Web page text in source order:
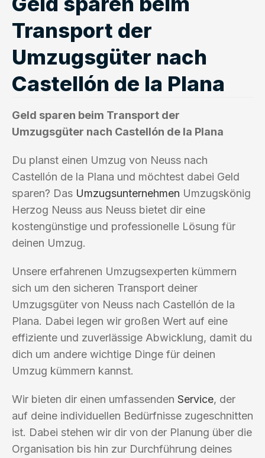
Transport der
Umzugsgüter nach
Castellón de la Plana
Geld sparen beim Transport der
Umzugsgüter nach Castellón de la Plana
Du planst einen Umzug von Neuss nach
Castellón de la Plana und möchtest dabei Geld
sparen? Das Umzugsunternehmen Umzugskönig
Herzog Neuss aus Neuss bietet dir eine
kostengünstige und professionelle Lösung für
deinen Umzug.
Unsere erfahrenen Umzugsexperten kümmern
sich um den sicheren Transport deiner
Umzugsgüter von Neuss nach Castellón de la
Plana. Dabei legen wir großen Wert auf eine
effiziente und zuverlässige Abwicklung, damit du
dich um andere wichtige Dinge für deinen
Umzug kümmern kannst.
Wir bieten dir einen umfassenden Service, der
auf deine individuellen Bedürfnisse zugeschnitten
ist. Dabei stehen wir dir von der Planung über die
Organisation bis hin zur Durchführung deines